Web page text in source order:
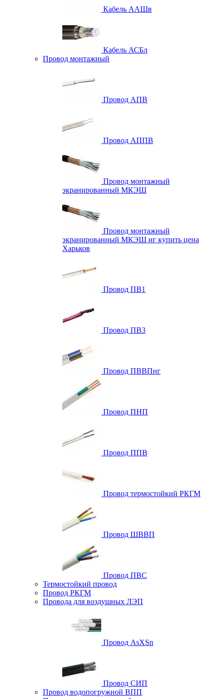
Кабель ААШв
Кабель АСБл
Провод монтажный
Провод АПВ
Провод АППВ
Провод монтажный
экранированный МКЭШ
Провод монтажный
экранированный МКЭШ нг купить цена
Харьков
Провод ПВ1
Провод ПВ3
Провод ПВВПнг
Провод ПНП
Провод ППВ
Провод термостойкий РКГМ
Провод ШВВП
Провод ПВС
Термостойкий провод
Провод РКГМ
Провода для воздушных ЛЭП
Провод AsXSn
Провод СИП
Провод водопогружной ВПП